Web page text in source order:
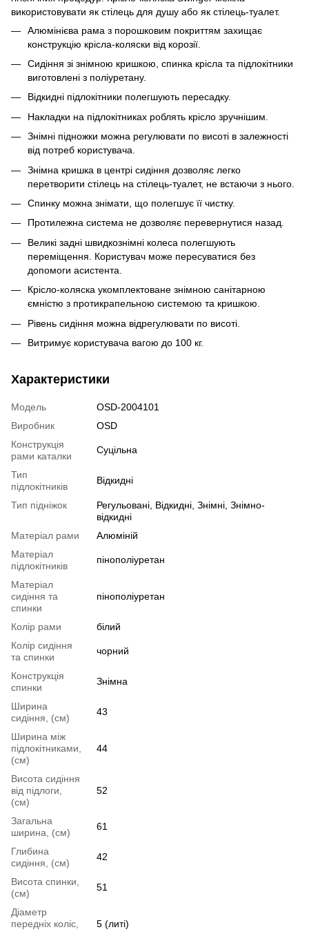
використовувати як стілець для душу або як стілець-туалет.
Алюмінієва рама з порошковим покриттям захищає
конструкцію крісла-коляски від корозії.
Сидіння зі знімною кришкою, спинка крісла та підлокітники
виготовлені з поліуретану.
Відкидні підлокітники полегшують пересадку.
Накладки на підлокітниках роблять крісло зручнішим.
Знімні підножки можна регулювати по висоті в залежності
від потреб користувача.
Знімна кришка в центрі сидіння дозволяє легко
перетворити стілець на стілець-туалет, не встаючи з нього.
Спинку можна знімати, що полегшує її чистку.
Протилежна система не дозволяє перевернутися назад.
Великі задні швидкознімні колеса полегшують
переміщення. Користувач може пересуватися без
допомоги асистента.
Крісло-коляска укомплектоване знімною санітарною
ємністю з протикрапельною системою та кришкою.
Рівень сидіння можна відрегулювати по висоті.
Витримує користувача вагою до 100 кг.
Характеристики
Модель
OSD-2004101
Виробник
OSD
Конструкція
рами каталки
Суцільна
Тип
підлокітників
Відкидні
Тип підніжок
Регульовані, Відкидні, Знімні, Знімно-
відкидні
Матеріал рами
Алюміній
Матеріал
підлокітників
пінополіуретан
Матеріал
сидіння та
спинки
пінополіуретан
Колір рами
білий
Колір сидіння
та спинки
чорний
Конструкція
спинки
Знімна
Ширина
сидіння, (см)
43
Ширина між
підлокітниками,
(см)
44
Висота сидіння
від підлоги,
(см)
52
Загальна
ширина, (см)
61
Глибина
сидіння, (см)
42
Висота спинки,
(см)
51
Діаметр
передніх коліс,
5 (литі)